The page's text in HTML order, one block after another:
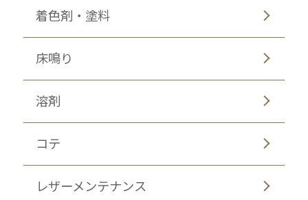
着色剤・塗料
床鳴り
溶剤
コテ
レザーメンテナンス